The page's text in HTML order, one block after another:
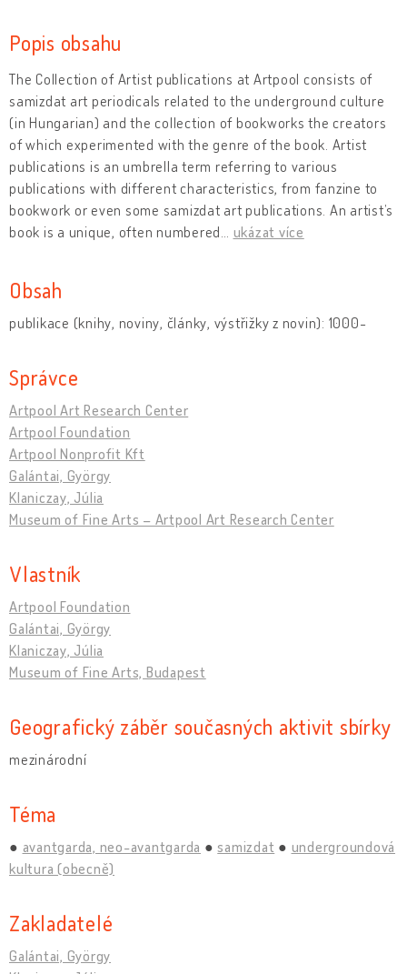
Popis obsahu
The Collection of Artist publications at Artpool consists of
samizdat art periodicals related to the underground culture
(in Hungarian) and the collection of bookworks the creators
of which experimented with the genre of the book. Artist
publications is an umbrella term referring to various
publications with different characteristics, from fanzine to
bookwork or even some samizdat art publications. An artist’s
book is a unique, often numbered
ukázat více
Obsah
publikace (knihy, noviny, články, výstřižky z novin): 1000-
Správce
Artpool Art Research Center
Artpool Foundation
Artpool Nonprofit Kft
Galántai, György
Klaniczay, Júlia
Museum of Fine Arts – Artpool Art Research Center
Vlastník
Artpool Foundation
Galántai, György
Klaniczay, Júlia
Museum of Fine Arts, Budapest
Geografický záběr současných aktivit sbírky
mezinárodní
Téma
avantgarda, neo-avantgarda samizdat
undergroundová
kultura (obecně)
Zakladatelé
Galántai, György